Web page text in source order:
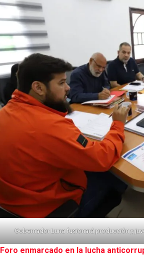
Gobernador Luna fusionará producción y
Foro enmarcado en la lucha